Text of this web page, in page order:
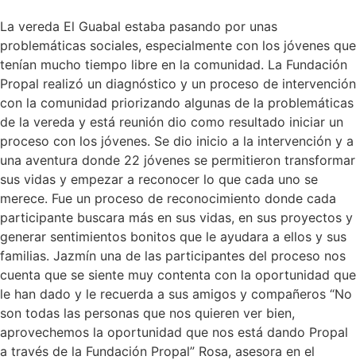
La vereda El Guabal estaba pasando por unas
problemáticas sociales, especialmente con los jóvenes que
tenían mucho tiempo libre en la comunidad. La Fundación
Propal realizó un diagnóstico y un proceso de intervención
con la comunidad priorizando algunas de la problemáticas
de la vereda y está reunión dio como resultado iniciar un
proceso con los jóvenes. Se dio inicio a la intervención y a
una aventura donde 22 jóvenes se permitieron transformar
sus vidas y empezar a reconocer lo que cada uno se
merece. Fue un proceso de reconocimiento donde cada
participante buscara más en sus vidas, en sus proyectos y
generar sentimientos bonitos que le ayudara a ellos y sus
familias. Jazmín una de las participantes del proceso nos
cuenta que se siente muy contenta con la oportunidad que
le han dado y le recuerda a sus amigos y compañeros “No
son todas las personas que nos quieren ver bien,
aprovechemos la oportunidad que nos está dando Propal
a través de la Fundación Propal” Rosa, asesora en el